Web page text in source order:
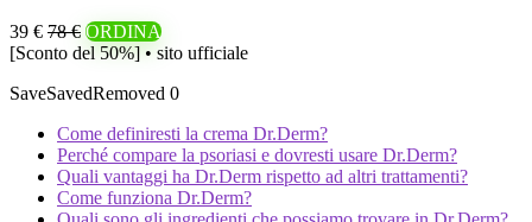
39 € 78 € ORDINA
[Sconto del 50%] • sito ufficiale
SaveSavedRemoved 0
Come definiresti la crema Dr.Derm?
Perché compare la psoriasi e dovresti usare Dr.Derm?
Quali vantaggi ha Dr.Derm rispetto ad altri trattamenti?
Come funziona Dr.Derm?